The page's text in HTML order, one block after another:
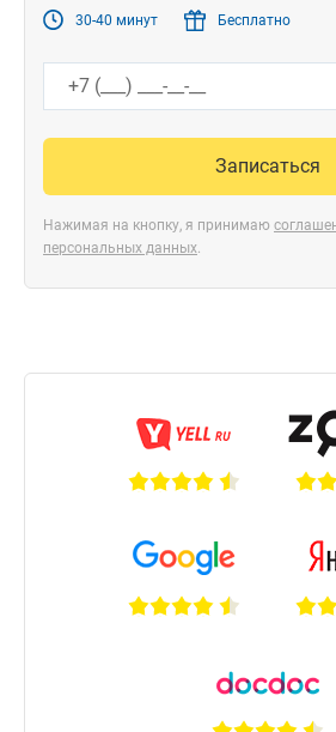
30-40 минут Бесплатно
Записаться
Нажимая на кнопку, я принимаю
персональных данных.